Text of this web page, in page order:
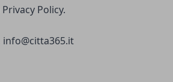
Policy.
info@citta365.it